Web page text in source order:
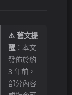
⚠️ 舊文提
醒：本文
發佈於約
3 年前，
部分內容